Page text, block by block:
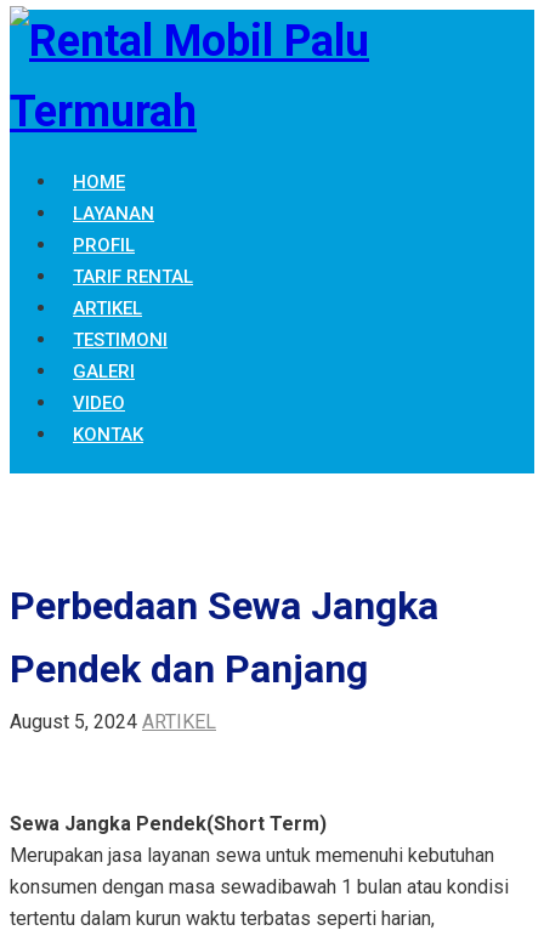
HOME
LAYANAN
PROFIL
TARIF RENTAL
ARTIKEL
TESTIMONI
GALERI
VIDEO
KONTAK
Perbedaan Sewa Jangka
Pendek dan Panjang
August 5, 2024 ARTIKEL
Sewa Jangka Pendek(Short Term)
Merupakan jasa layanan sewa untuk memenuhi kebutuhan
konsumen dengan masa sewadibawah 1 bulan atau kondisi
tertentu dalam kurun waktu terbatas seperti harian,